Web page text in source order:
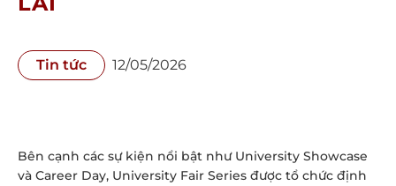
Tin tức 12/05/2026
Bên cạnh các sự kiện nổi bật như University Showcase
và Career Day, University Fair Series được tổ chức định